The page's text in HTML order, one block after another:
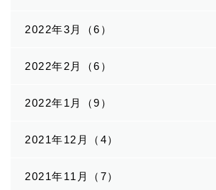
2022年3月（6）
2022年2月（6）
2022年1月（9）
2021年12月（4）
2021年11月（7）